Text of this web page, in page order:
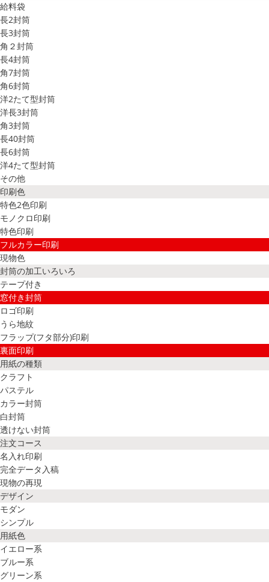
給料袋
長2封筒
長3封筒
角２封筒
長4封筒
角7封筒
角6封筒
洋2たて型封筒
洋長3封筒
角3封筒
長40封筒
長6封筒
洋4たて型封筒
その他
印刷色
特色2色印刷
モノクロ印刷
特色印刷
フルカラー印刷
現物色
封筒の加工いろいろ
テープ付き
窓付き封筒
ロゴ印刷
うら地紋
フラップ(フタ部分)印刷
裏面印刷
用紙の種類
クラフト
パステル
カラー封筒
白封筒
透けない封筒
注文コース
名入れ印刷
完全データ入稿
現物の再現
デザイン
モダン
シンプル
用紙色
イエロー系
ブルー系
グリーン系